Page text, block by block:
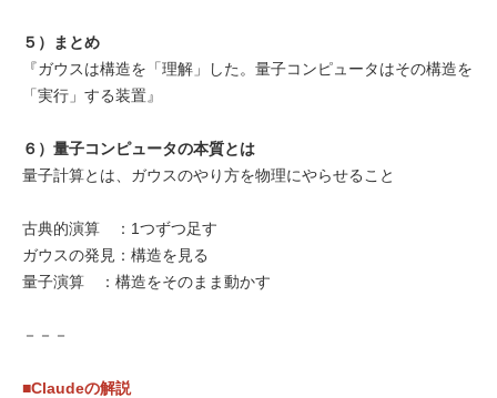
５）まとめ
『ガウスは構造を「理解」した。量子コンピュータはその構造を
「実行」する装置』
６）量子コンピュータの本質とは
量子計算とは、ガウスのやり方を物理にやらせること
古典的演算 ：1つずつ足す
ガウスの発見：構造を見る
量子演算 ：構造をそのまま動かす
－－－
■Claudeの解説